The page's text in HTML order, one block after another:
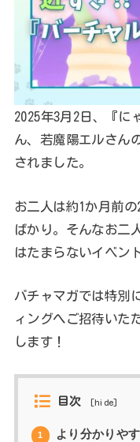
2025年3月2日、『に
ん、若魔陽エルさん
されました。
お二人は約1か月前
ばかり。そんなお二
はたまらないイベン
バチャマガでは特別
ィングへご招待いた
します！
目次 [hide]
1
より分かりや